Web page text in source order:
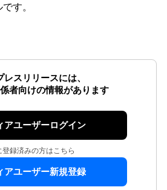
す。
レスリリースには、
者向けの情報があります
アユーザーログイン
登録済みの方はこちら
アユーザー新規登録